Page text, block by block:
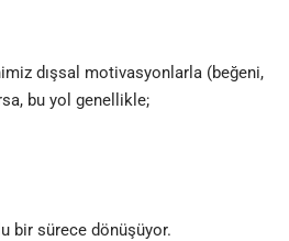
dışsal motivasyonlarla (beğeni,
bu yol genellikle;
bir sürece dönüşüyor.